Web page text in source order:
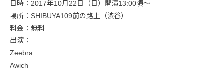
日時：2017年10月22日（日）開演13:00頃〜
場所：SHIBUYA109前の路上（渋谷）
料金：無料
出演：
Zeebra
Awich